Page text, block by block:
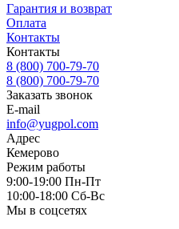
Гарантия и возврат
Оплата
Контакты
Контакты
8 (800) 700-79-70
8 (800) 700-79-70
Заказать звонок
E-mail
info@yugpol.com
Адрес
Кемерово
Режим работы
9:00-19:00 Пн-Пт
10:00-18:00 Cб-Вс
Мы в соцсетях